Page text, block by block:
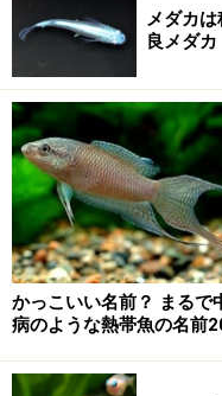
メダカ
良メダカ
かっこいい名前？ まるで
病のような熱帯魚の名前